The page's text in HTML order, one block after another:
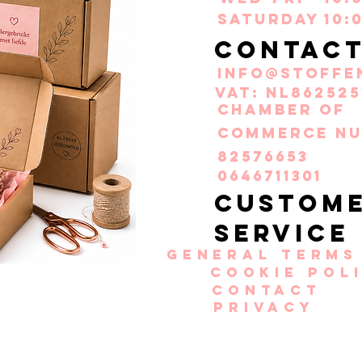
Saturday
VAT:
Chamber of
Commerce
82576653
0646711301
service
General
Cookie
Privacy
Contact